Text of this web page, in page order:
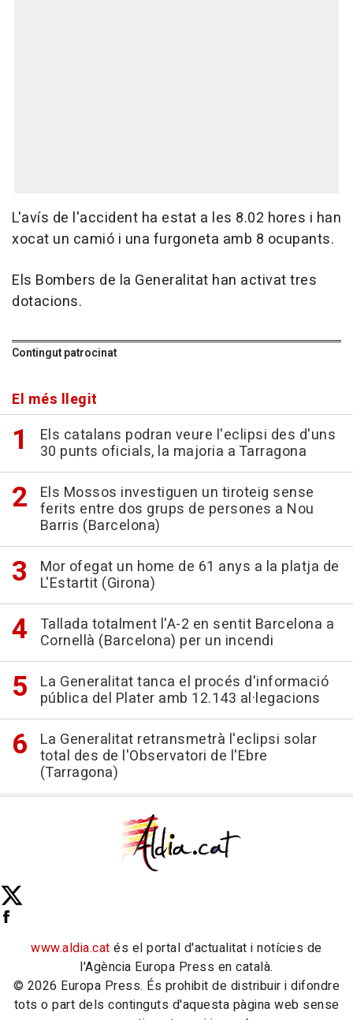
L'avís de l'accident ha estat a les 8.02 hores i han
xocat un camió i una furgoneta amb 8 ocupants.
Els Bombers de la Generalitat han activat tres
dotacions.
Contingut patrocinat
El més llegit
Els catalans podran veure l'eclipsi des d'uns
30 punts oficials, la majoria a Tarragona
Els Mossos investiguen un tiroteig sense
ferits entre dos grups de persones a Nou
Barris (Barcelona)
Mor ofegat un home de 61 anys a la platja de
L'Estartit (Girona)
Tallada totalment l'A-2 en sentit Barcelona a
Cornellà (Barcelona) per un incendi
La Generalitat tanca el procés d'informació
pública del Plater amb 12.143 al·legacions
La Generalitat retransmetrà l'eclipsi solar
total des de l'Observatori de l'Ebre
(Tarragona)
www.aldia.cat és el portal d'actualitat i notícies de
l'Agència Europa Press en català.
© 2026 Europa Press. És prohibit de distribuir i difondre
tots o part dels continguts d'aquesta pàgina web sense